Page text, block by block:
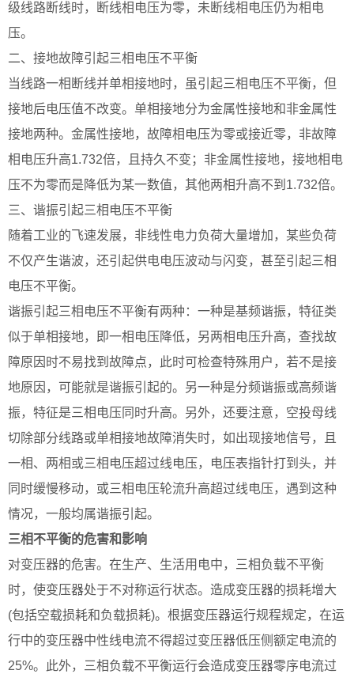
级线路断线时，断线相电压为零，未断线相电压仍为相电
压。
二、接地故障引起三相电压不平衡
当线路一相断线并单相接地时，虽引起三相电压不平衡，但
接地后电压值不改变。单相接地分为金属性接地和非金属性
接地两种。金属性接地，故障相电压为零或接近零，非故障
相电压升高1.732倍，且持久不变；非金属性接地，接地相电
压不为零而是降低为某一数值，其他两相升高不到1.732倍。
三、谐振引起三相电压不平衡
随着工业的飞速发展，非线性电力负荷大量增加，某些负荷
不仅产生谐波，还引起供电电压波动与闪变，甚至引起三相
电压不平衡。
谐振引起三相电压不平衡有两种：一种是基频谐振，特征类
似于单相接地，即一相电压降低，另两相电压升高，查找故
障原因时不易找到故障点，此时可检查特殊用户，若不是接
地原因，可能就是谐振引起的。另一种是分频谐振或高频谐
振，特征是三相电压同时升高。另外，还要注意，空投母线
切除部分线路或单相接地故障消失时，如出现接地信号，且
一相、两相或三相电压超过线电压，电压表指针打到头，并
同时缓慢移动，或三相电压轮流升高超过线电压，遇到这种
情况，一般均属谐振引起。
三相不平衡的危害和影响
对变压器的危害。在生产、生活用电中，三相负载不平衡
时，使变压器处于不对称运行状态。造成变压器的损耗增大
(包括空载损耗和负载损耗)。根据变压器运行规程规定，在运
行中的变压器中性线电流不得超过变压器低压侧额定电流的
25%。此外，三相负载不平衡运行会造成变压器零序电流过